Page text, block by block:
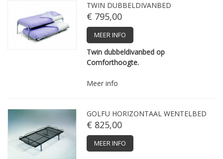
TWIN DUBBELDIVANBED
€ 795,00
MEER INFO
Twin dubbeldivanbed op
Comforthoogte.
Meer info
GOLFU HORIZONTAAL WENTELBED
€ 825,00
MEER INFO